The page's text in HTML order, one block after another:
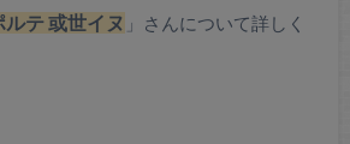
ルテ 或世イヌ 」さんについて詳しく